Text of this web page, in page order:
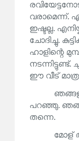
വരാമെന്ന്.
ഇഷ്ടല്ല.
ചോദിച്ചു.
ഹാളിന്റെ
നടന്നിട്ടുണ്ട്.
ഈ വീട് മാത്രം
പറഞ്ഞു.
തന്നെ.
മോള്